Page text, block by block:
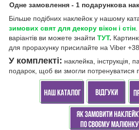
Одне замовлення - 1 подарункова
Більше подібних наклейок у нашому
зимових свят для декору вікон і стін
варіантів ви можете знайти ТУТ.
для прорахунку присилайте на Viber
У комплекті: наклейка, інструкція,
подарок, щоб ви змогли потренуватися